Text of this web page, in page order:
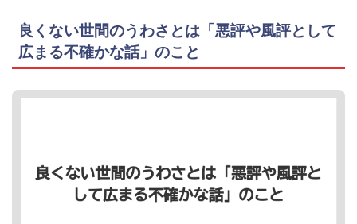
良くない世間のうわさとは「悪評や風評として
広まる不確かな話」のこと